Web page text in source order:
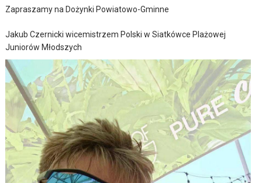
Zapraszamy na Dożynki Powiatowo-Gminne
Jakub Czernicki wicemistrzem Polski w Siatkówce Plażowej
Juniorów Młodszych